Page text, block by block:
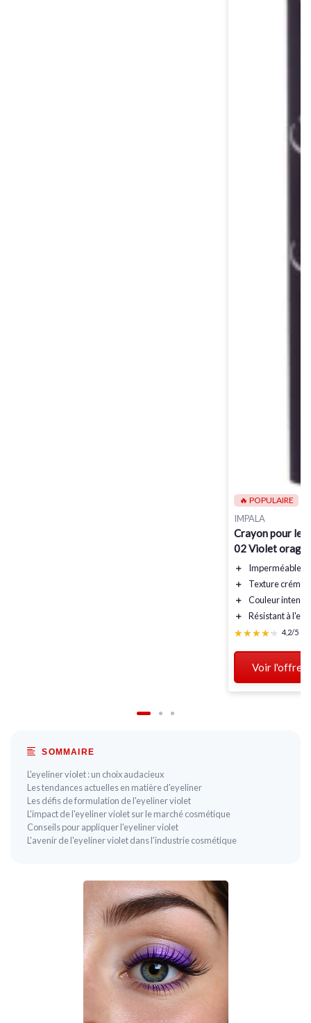
🔥 POPULAIRE
IMPALA
Crayon pour les
02 Violet
＋ Imperméable
＋
Texture
＋
Couleur intense
＋
Résistant à l'eau
★★★★★
★★★★★ 4,2/5
Voir l'offre
SOMMAIRE
L'eyeliner violet : un choix audacieux
Les tendances actuelles en matière d'eyeliner
Les défis de formulation de l'eyeliner violet
L'impact de l'eyeliner violet sur le marché cosmétique
Conseils pour appliquer l'eyeliner violet
L'avenir de l'eyeliner violet dans l'industrie cosmétique